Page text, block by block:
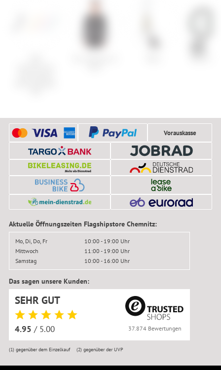
Vorauskasse
Aktuelle Öffnungszeiten Flagshipstore Chemnitz:
Mo, Di, Do, Fr
10:00 - 19:00 Uhr
Mittwoch
11:00 - 19:00 Uhr
Samstag
10:00 - 16:00 Uhr
Das sagen unsere Kunden:
SEHR GUT
4.95 / 5.00 37.874 Bewertungen
(1)gegenüber dem Einzelkauf (2) gegenüber der UVP